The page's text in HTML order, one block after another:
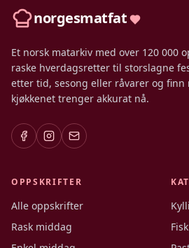
norgesmatfat
Et norsk matarkiv med over 120 000
raske hverdagsretter til storslagne
etter tid, sesong eller råvarer og finn
kjøkkenet trenger akkurat nå.
OPPSKRIFTER
Alle oppskrifter
Rask middag
Fisk